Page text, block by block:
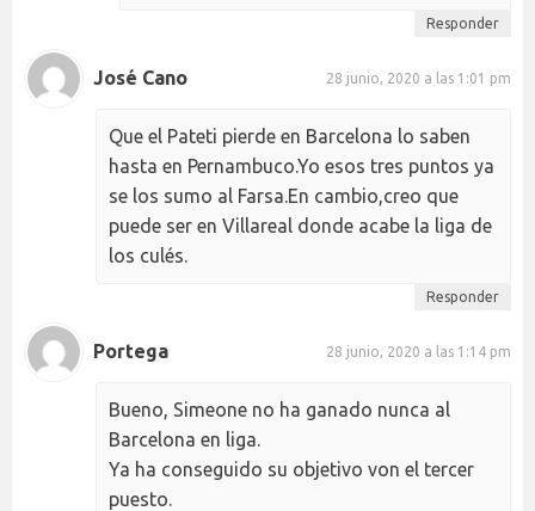
Responder
José Cano 28 junio, 2020 a las 1:01 pm
Que el Pateti pierde en Barcelona lo saben
hasta en Pernambuco.Yo esos tres puntos ya
se los sumo al Farsa.En cambio,creo que
puede ser en Villareal donde acabe la liga de
los culés.
Responder
Portega 28 junio, 2020 a las 1:14 pm
Bueno, Simeone no ha ganado nunca al
Barcelona en liga.
Ya ha conseguido su objetivo von el tercer
puesto.